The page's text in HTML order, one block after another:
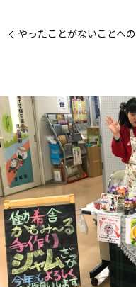
やったことがないことへ